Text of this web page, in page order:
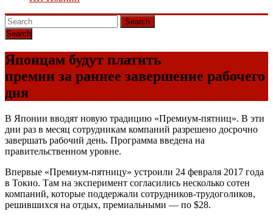
Search
Японцам будут платить
премии за раннее завершение рабочего
дня
В Японии вводят новую традицию «Премиум-пятниц». В эти
дни раз в месяц сотрудникам компаний разрешено досрочно
завершать рабочий день. Программа введена на
правительственном уровне.
Впервые «Премиум-пятницу» устроили 24 февраля 2017 года
в Токио. Там на эксперимент согласились несколько сотен
компаний, которые поддержали сотрудников-трудоголиков,
решившихся на отдых, премиальными — по $28.